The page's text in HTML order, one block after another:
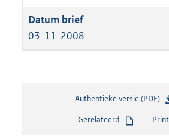
03-11-2008
Authentieke versie (PDF)b
s
Gerelateerd